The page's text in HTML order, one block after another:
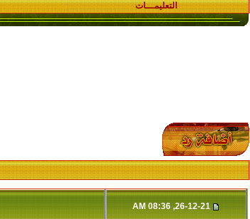
التعليمـــات